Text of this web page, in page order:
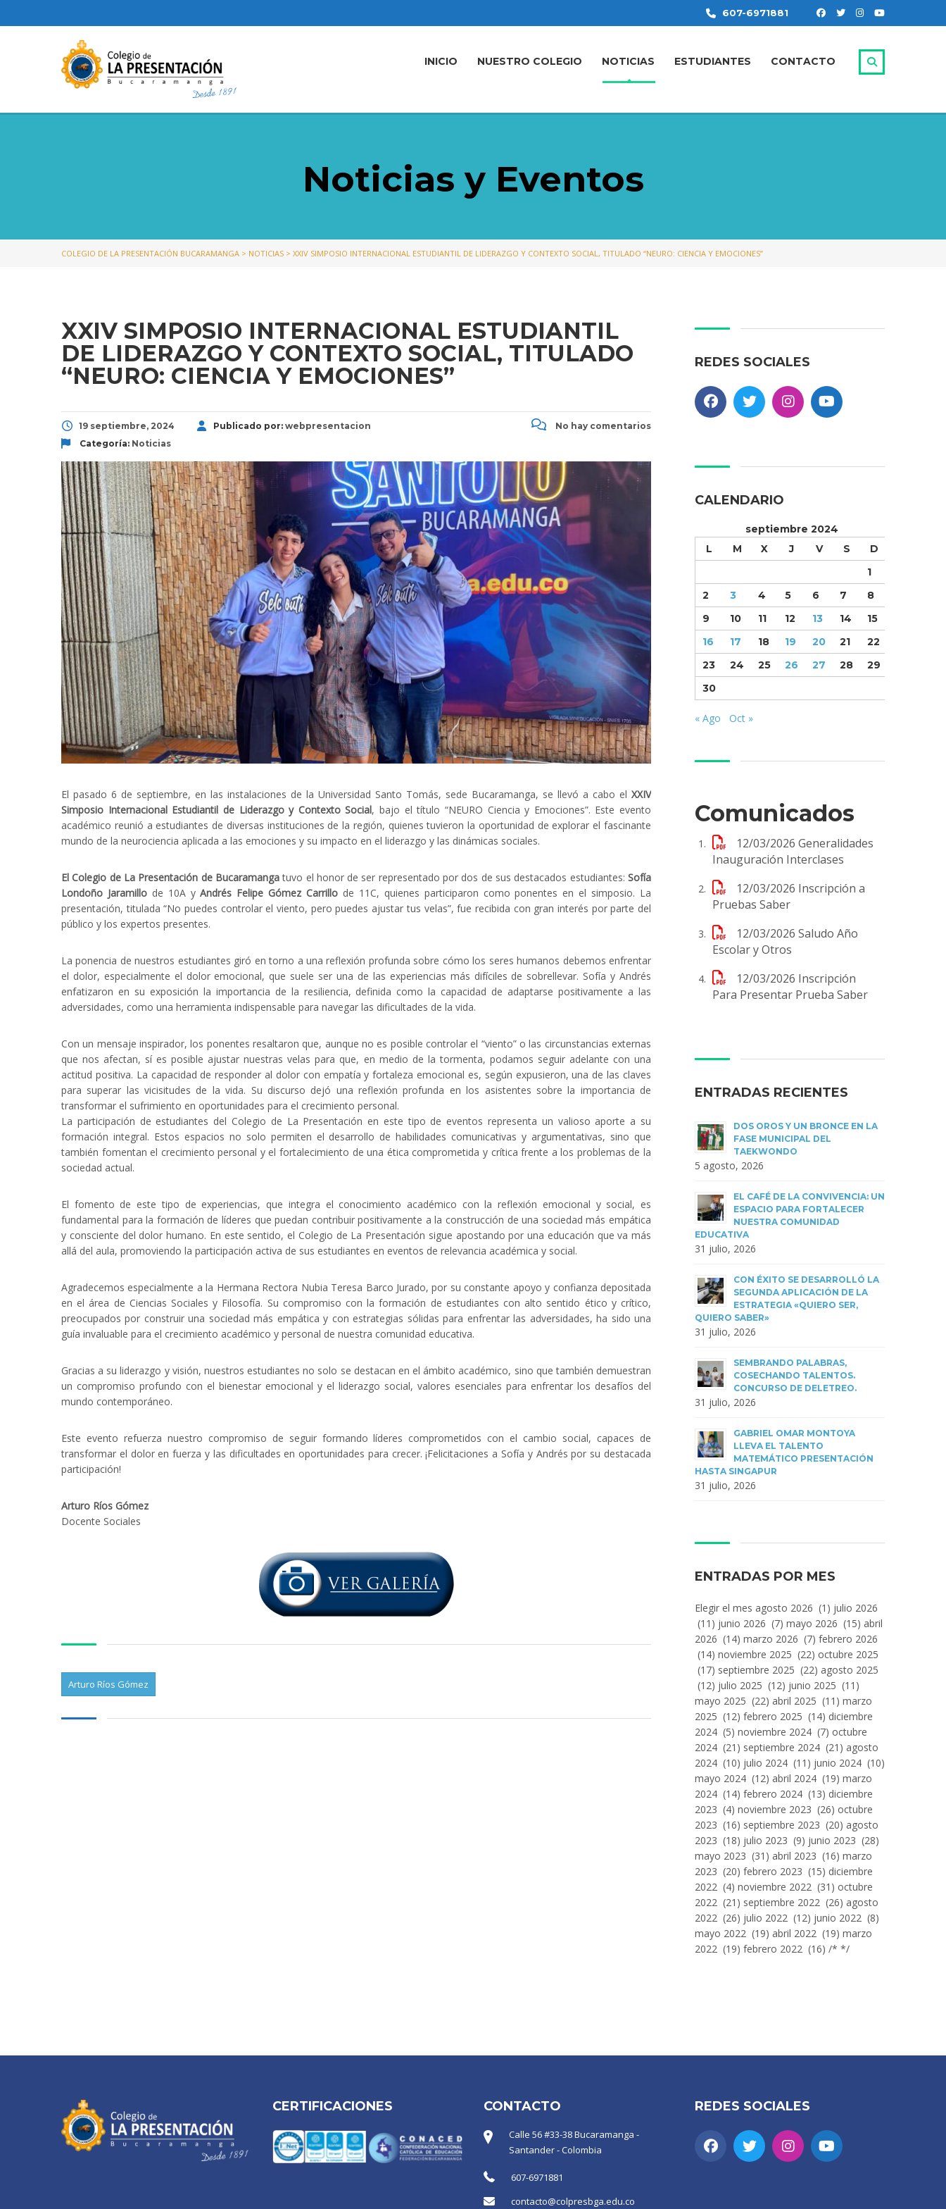
607-6971881
INICIO NUESTRO COLEGIO NOTICIAS ESTUDIANTES CONTACTO
Noticias y Eventos
COLEGIO DE LA PRESENTACIÓN BUCARAMANGA > NOTICIAS > XXIV SIMPOSIO INTERNACIONAL ESTUDIANTIL DE LIDERAZGO Y CONTEXTO SOCIAL, TITULADO “NEURO: CIENCIA Y EMOCIONES”
XXIV SIMPOSIO INTERNACIONAL ESTUDIANTIL
DE LIDERAZGO Y CONTEXTO SOCIAL, TITULADO
“NEURO: CIENCIA Y EMOCIONES”
19 septiembre, 2024 Publicado por: webpresentacion
Categoría: Noticias
No hay comentarios
El pasado 6 de septiembre, en las instalaciones de la Universidad Santo Tomás, sede Bucaramanga, se llevó a cabo el XXIV
Simposio Internacional Estudiantil de Liderazgo y Contexto Social, bajo el título “NEURO Ciencia y Emociones”. Este evento
académico reunió a estudiantes de diversas instituciones de la región, quienes tuvieron la oportunidad de explorar el fascinante
mundo de la neurociencia aplicada a las emociones y su impacto en el liderazgo y las dinámicas sociales.
El Colegio de La Presentación de Bucaramangatuvo el honor de ser representado por dos de sus destacados estudiantes:Sofía
Londoño Jaramillode 10A yAndrés Felipe Gómez Carrillo de 11C, quienes participaron como ponentes en el simposio. La
presentación, titulada “No puedes controlar el viento, pero puedes ajustar tus velas”, fue recibida con gran interés por parte del
público y los expertos presentes.
La ponencia de nuestros estudiantes giró en torno a una reflexión profunda sobre cómo los seres humanos debemos enfrentar
el dolor, especialmente el dolor emocional, que suele ser una de las experiencias más difíciles de sobrellevar. Sofía y Andrés
enfatizaron en su exposición la importancia de la resiliencia, definida como la capacidad de adaptarse positivamente a las
adversidades, como una herramienta indispensable para navegar las dificultades de la vida.
Con un mensaje inspirador, los ponentes resaltaron que, aunque no es posible controlar el “viento” o las circunstancias externas
que nos afectan, sí es posible ajustar nuestras velas para que, en medio de la tormenta, podamos seguir adelante con una
actitud positiva. La capacidad de responder al dolor con empatía y fortaleza emocional es, según expusieron, una de las claves
para superar las vicisitudes de la vida. Su discurso dejó una reflexión profunda en los asistentes sobre la importancia de
transformar el sufrimiento en oportunidades para el crecimiento personal.
La participación de estudiantes del Colegio de La Presentación en este tipo de eventos representa un valioso aporte a su
formación integral. Estos espacios no solo permiten el desarrollo de habilidades comunicativas y argumentativas, sino que
también fomentan el crecimiento personal y el fortalecimiento de una ética comprometida y crítica frente a los problemas de la
sociedad actual.
El fomento de este tipo de experiencias, que integra el conocimiento académico con la reflexión emocional y social, es
fundamental para la formación de líderes que puedan contribuir positivamente a la construcción de una sociedad más empática
y consciente del dolor humano. En este sentido, el Colegio de La Presentación sigue apostando por una educación que va más
allá del aula, promoviendo la participación activa de sus estudiantes en eventos de relevancia académica y social.
Agradecemos especialmente a la Hermana Rectora Nubia Teresa Barco Jurado, por su constante apoyo y confianza depositada
en el área de Ciencias Sociales y Filosofía. Su compromiso con la formación de estudiantes con alto sentido ético y crítico,
preocupados por construir una sociedad más empática y con estrategias sólidas para enfrentar las adversidades, ha sido una
guía invaluable para el crecimiento académico y personal de nuestra comunidad educativa.
Gracias a su liderazgo y visión, nuestros estudiantes no solo se destacan en el ámbito académico, sino que también demuestran
un compromiso profundo con el bienestar emocional y el liderazgo social, valores esenciales para enfrentar los desafíos del
mundo contemporáneo.
Este evento refuerza nuestro compromiso de seguir formando líderes comprometidos con el cambio social, capaces de
transformar el dolor en fuerza y las dificultades en oportunidades para crecer. ¡Felicitaciones a Sofía y Andrés por su destacada
participación!
Arturo Ríos Gómez
Docente Sociales
Arturo Ríos Gómez
REDES SOCIALES
CALENDARIO
septiembre 2024
L
M X J V S
D
1
2
3 4 5 6 7
8
9
10 11 12 13 14
15
16
17 18 19 20 21
22
23
24 25 26 27 28
29
30
« Ago Oct »
Comunicados
12/03/2026 Generalidades
Inauguración Interclases
12/03/2026 Inscripción a
Pruebas Saber
12/03/2026 Saludo Año
Escolar y Otros
12/03/2026 Inscripción
Para Presentar Prueba Saber
ENTRADAS RECIENTES
DOS OROS Y UN BRONCE EN LA
FASE MUNICIPAL DEL
TAEKWONDO
5 agosto, 2026
EL CAFÉ DE LA CONVIVENCIA: UN
ESPACIO PARA FORTALECER
NUESTRA COMUNIDAD
EDUCATIVA
31 julio, 2026
CON ÉXITO SE DESARROLLÓ LA
SEGUNDA APLICACIÓN DE LA
ESTRATEGIA «QUIERO SER,
QUIERO SABER»
31 julio, 2026
SEMBRANDO PALABRAS,
COSECHANDO TALENTOS.
CONCURSO DE DELETREO.
31 julio, 2026
GABRIEL OMAR MONTOYA
LLEVA EL TALENTO
MATEMÁTICO PRESENTACIÓN
HASTA SINGAPUR
31 julio, 2026
ENTRADAS POR MES
Entradas
Por
Mes
Elegir el mes agosto 2026 (1) julio 2026
(11) junio 2026 (7) mayo 2026 (15) abril
2026 (14) marzo 2026 (7) febrero 2026
(14) noviembre 2025 (22) octubre 2025
(17) septiembre 2025 (22) agosto 2025
(12) julio 2025 (12) junio 2025 (11)
mayo 2025 (22) abril 2025 (11) marzo
2025 (12) febrero 2025 (14) diciembre
2024 (5) noviembre 2024 (7) octubre
2024 (21) septiembre 2024 (21) agosto
2024 (10) julio 2024 (11) junio 2024 (10)
mayo 2024 (12) abril 2024 (19) marzo
2024 (14) febrero 2024 (13) diciembre
2023 (4) noviembre 2023 (26) octubre
2023 (16) septiembre 2023 (20) agosto
2023 (18) julio 2023 (9) junio 2023 (28)
mayo 2023 (31) abril 2023 (16) marzo
2023 (20) febrero 2023 (15) diciembre
2022 (4) noviembre 2022 (31) octubre
2022 (21) septiembre 2022 (26) agosto
2022 (26) julio 2022 (12) junio 2022 (8)
mayo 2022 (19) abril 2022 (19) marzo
2022 (19) febrero 2022 (16) /* */
CERTIFICACIONES CONTACTO
Calle 56 #33-38 Bucaramanga -
Santander - Colombia
607-6971881
contacto@colpresbga.edu.co
REDES SOCIALES